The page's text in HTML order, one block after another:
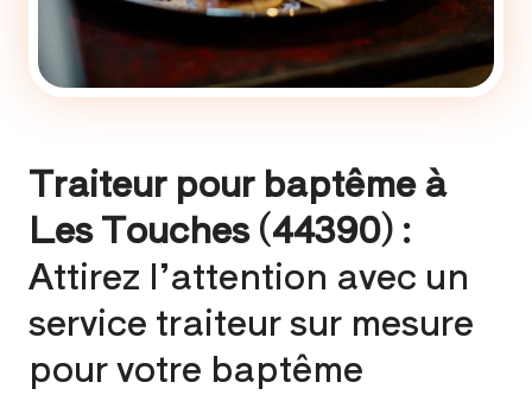
Traiteur pour baptême à
Les Touches (44390) :
Attirez l’attention avec un
service traiteur sur mesure
pour votre baptême